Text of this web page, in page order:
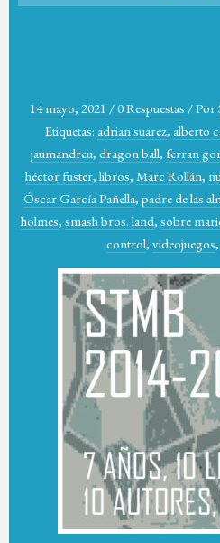
14 mayo, 2021 /0 Respuestas /Por
Etiquetas: adrian suarez, alberto
jaumandreu, dragon ball, ferran
héctor fuster, libros, Marc Rollán,
Óscar García Pañella, padre de las
holmes, smash bros. land, sobre
control, videojuegos,